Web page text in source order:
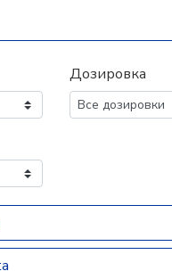
Дозировка